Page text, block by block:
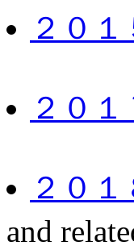
２０
２０
２０
and